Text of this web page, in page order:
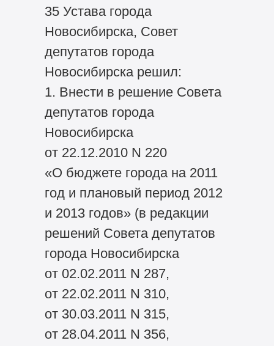
35 Устава города
Новосибирска, Совет
депутатов города
Новосибирска решил:
1. Внести в решение Совета
депутатов города
Новосибирска
от 22.12.2010 N 220
«О бюджете города на 2011
год и плановый период 2012
и 2013 годов» (в редакции
решений Совета депутатов
города Новосибирска
от 02.02.2011 N 287,
от 22.02.2011 N 310,
от 30.03.2011 N 315,
от 28.04.2011 N 356,